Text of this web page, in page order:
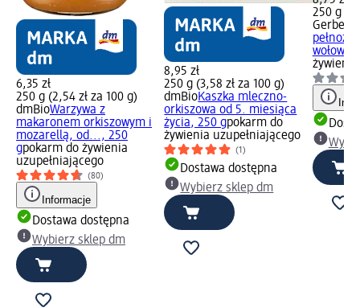
6,35 zł
250 g (2,54 zł za 100 g)
dmBioWarzywa z
makaronem orkiszowym i
mozarellą, od..., 250
gpokarm do żywienia
uzupełniającego
(80)
Informacje
Dostawa dostępna
Wybierz sklep dm
8,95 zł
250 g (3,58 zł za 100 g)
dmBioKaszka mleczno-
orkiszowa od 5. miesiąca
życia, 250 gpokarm do
żywienia uzupełniającego
(1)
Dostawa dostępna
Wybierz sklep dm
250 g
Gerber